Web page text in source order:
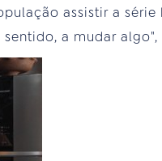
assistir a série
a mudar algo",